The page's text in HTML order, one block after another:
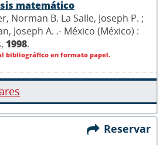
matemático
Norman B. La Salle, Joseph P. ;
Joseph A. .- México (México) :
1998.
bibliográfico en formato papel.
Reservar